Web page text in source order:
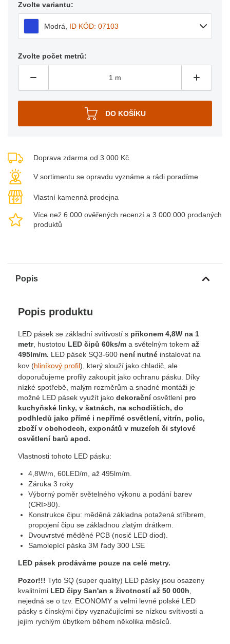
Zvolte variantu:
Modrá, ID KÓD: 07103
Zvolte počet metrů:
Doprava zdarma od 3 000 Kč
V sortimentu se opravdu vyznáme a rádi poradíme
Vlastní kamenná prodejna
Více než 6 000 ověřených recenzí a 3 000 000 prodaných
produktů
Popis
Popis produktu
LED pásek se základní svítivostí s příkonem 4,8W na 1
metr, hustotou LED čipů 60ks/m a světelným tokem až
495lm/m. LED pásek SQ3-600 není nutné instalovat na
kov (hliníkový profil), který slouží jako chladič, ale
doporučujeme profily zakoupit jako ochranu pásku. Díky
nízké spotřebě, malým rozměrům a snadné montáži je
možné LED pásek využít jako dekoračníosvětlení pro
kuchyňské linky, v šatnách, na schodištích, do
podhledů jako přímé i nepřímé osvětlení, vitrín, polic,
zboží v obchodech, exponátů v muzeích či stylové
osvětlení barů apod.
Vlastnosti tohoto LED pásku:
4,8W/m, 60LED/m, až 495lm/m.
Záruka 3 roky
Výborný poměr světelného výkonu a podání barev
(CRI>80).
Konstrukce čipu: měděná základna potažená stříbrem,
propojení čipu se základnou zlatým drátkem.
Dvouvrstvé měděné PCB (nosič LED diod).
Samolepící páska 3M řady 300 LSE
LED pásek prodáváme pouze na celé metry.
Pozor!!! Tyto SQ (super quality) LED pásky jsou osazeny
kvalitními LED čipy San'an s životností až 50 000h
nejedná se o tzv. ECONOMY a velmi levné polské LED
pásky s čínskými čipy vyznačujícími se nízkou svítivostí a
jejím rychlým úbytkem během několika měsíců.